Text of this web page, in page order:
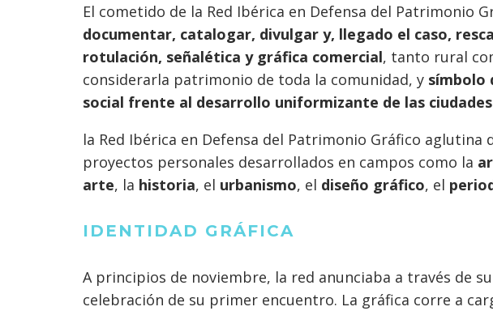
El cometido de la Red Ibérica en Defensa del Patrimonio
documentar, catalogar, divulgar y, llegado el caso,
rotulación, señalética y gráfica comercial, tanto rural
considerarla patrimonio de toda la comunidad, y símbolo
social frente al desarrollo uniformizante de las
la Red Ibérica en Defensa del Patrimonio Gráfico aglutina
proyectos personales desarrollados en campos como la
arte, la historia, el urbanismo, el diseño gráfico, el
IDENTIDAD GRÁFICA
A principios de noviembre, la red anunciaba a través de
celebración de su primer encuentro. La gráfica corre a